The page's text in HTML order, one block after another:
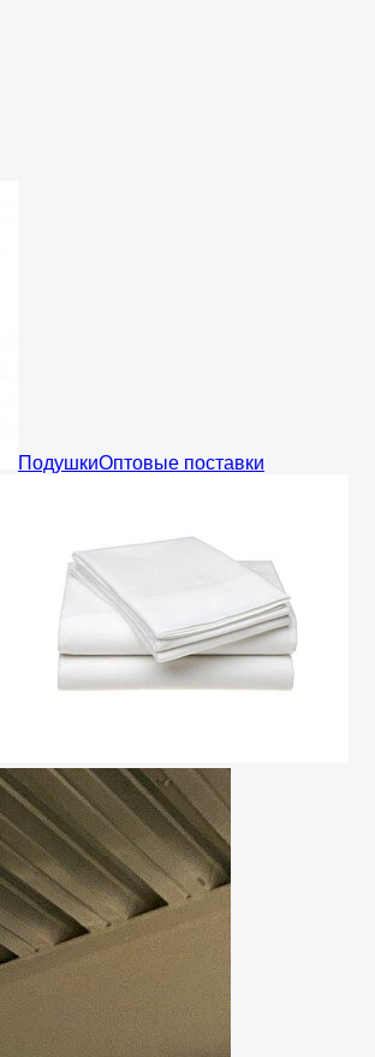
ПодушкиОптовые поставки